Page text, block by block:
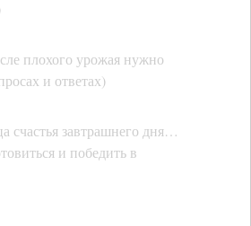
плохого урожая нужно
и ответах)
счастья завтрашнего дня…
и победить в